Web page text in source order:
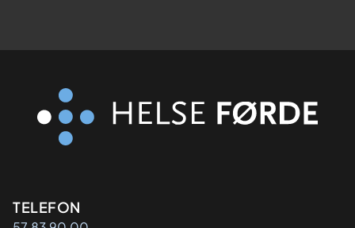
Kontaktinformasjon
TELEFON